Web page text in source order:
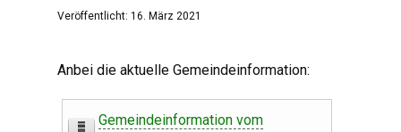
Vereine
Veröffentlicht: 16. März 2021
Anbei die aktuelle Gemeindeinformation:
Gemeindeinformation vom